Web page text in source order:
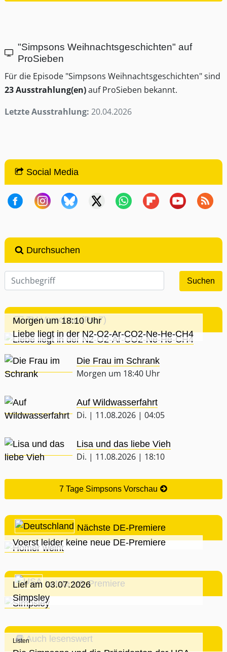
"Simpsons Weihnachtsgeschichten" auf
ProSieben
Für die Episode "Simpsons Weihnachtsgeschichten" sind
23 Ausstrahlung(en)auf ProSieben bekannt.
Letzte Ausstrahlung: 20.04.2026
Social Media
Durchsuchen
TV-Vorschau (Pro7)
Morgen um 18:10 Uhr
Liebe liegt in der N2-O2-Ar-CO2-Ne-He-CH4
Die Frau im Schrank
Morgen um 18:40 Uhr
Auf Wildwasserfahrt
Di. | 11.08.2026 | 04:05
Lisa und das liebe Vieh
Di. | 11.08.2026 | 18:10
7 Tage Simpsons Vorschau
Nächste DE-Premiere
Voerst leider keine neue DE-Premiere
Letzte US-Premiere
Lief am 03.07.2026
Simpsley
Auch lesenswert
Listen